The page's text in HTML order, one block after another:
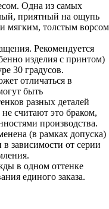
Одна из самых
приятный на ощупь
мягким, толстым ворсом
Рекомендуется
изделия с принтом)
30 градусов.
отличаться в
быть
разных деталей
считают это браком,
производства.
(в рамках допуска)
зависимости от серии
в одном оттенке
единого заказа.